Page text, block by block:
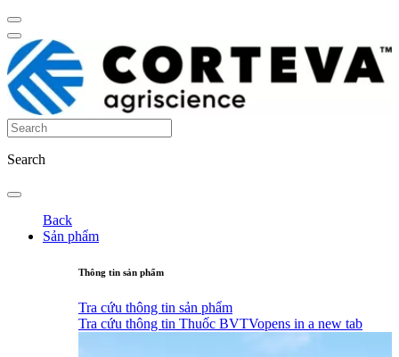
Search
Back
Sản phẩm
Thông tin sản phẩm
Tra cứu thông tin sản phẩm
Tra cứu thông tin Thuốc BVTVopens in a new tab